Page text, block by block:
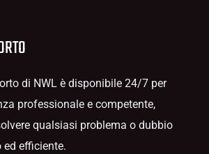
di NWL è disponibile 24/7 per
professionale e competente,
qualsiasi problema o dubbio
efficiente.